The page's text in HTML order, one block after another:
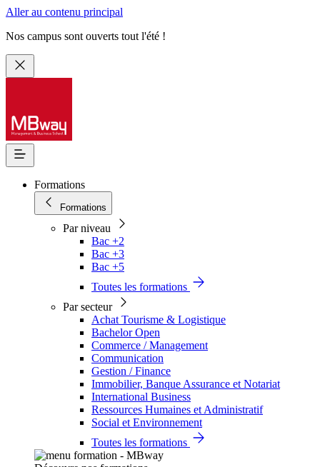
Aller au contenu principal
Nos campus sont ouverts tout l'été !
Formations
Formations
Par niveau
Bac +2
Bac +3
Bac +5
Toutes les formations
Par secteur
Achat Tourisme & Logistique
Bachelor Open
Commerce / Management
Communication
Gestion / Finance
Immobilier, Banque Assurance et Notariat
International Business
Ressources Humaines et Administratif
Social et Environnement
Toutes les formations